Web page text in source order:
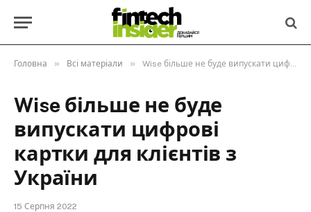
Головна » Всі матеріали » Wise більше не буде випускати цифрові картки для клієнтів з України
Wise більше не буде
випускати цифрові
картки для клієнтів з
України
15 Серпня 2022